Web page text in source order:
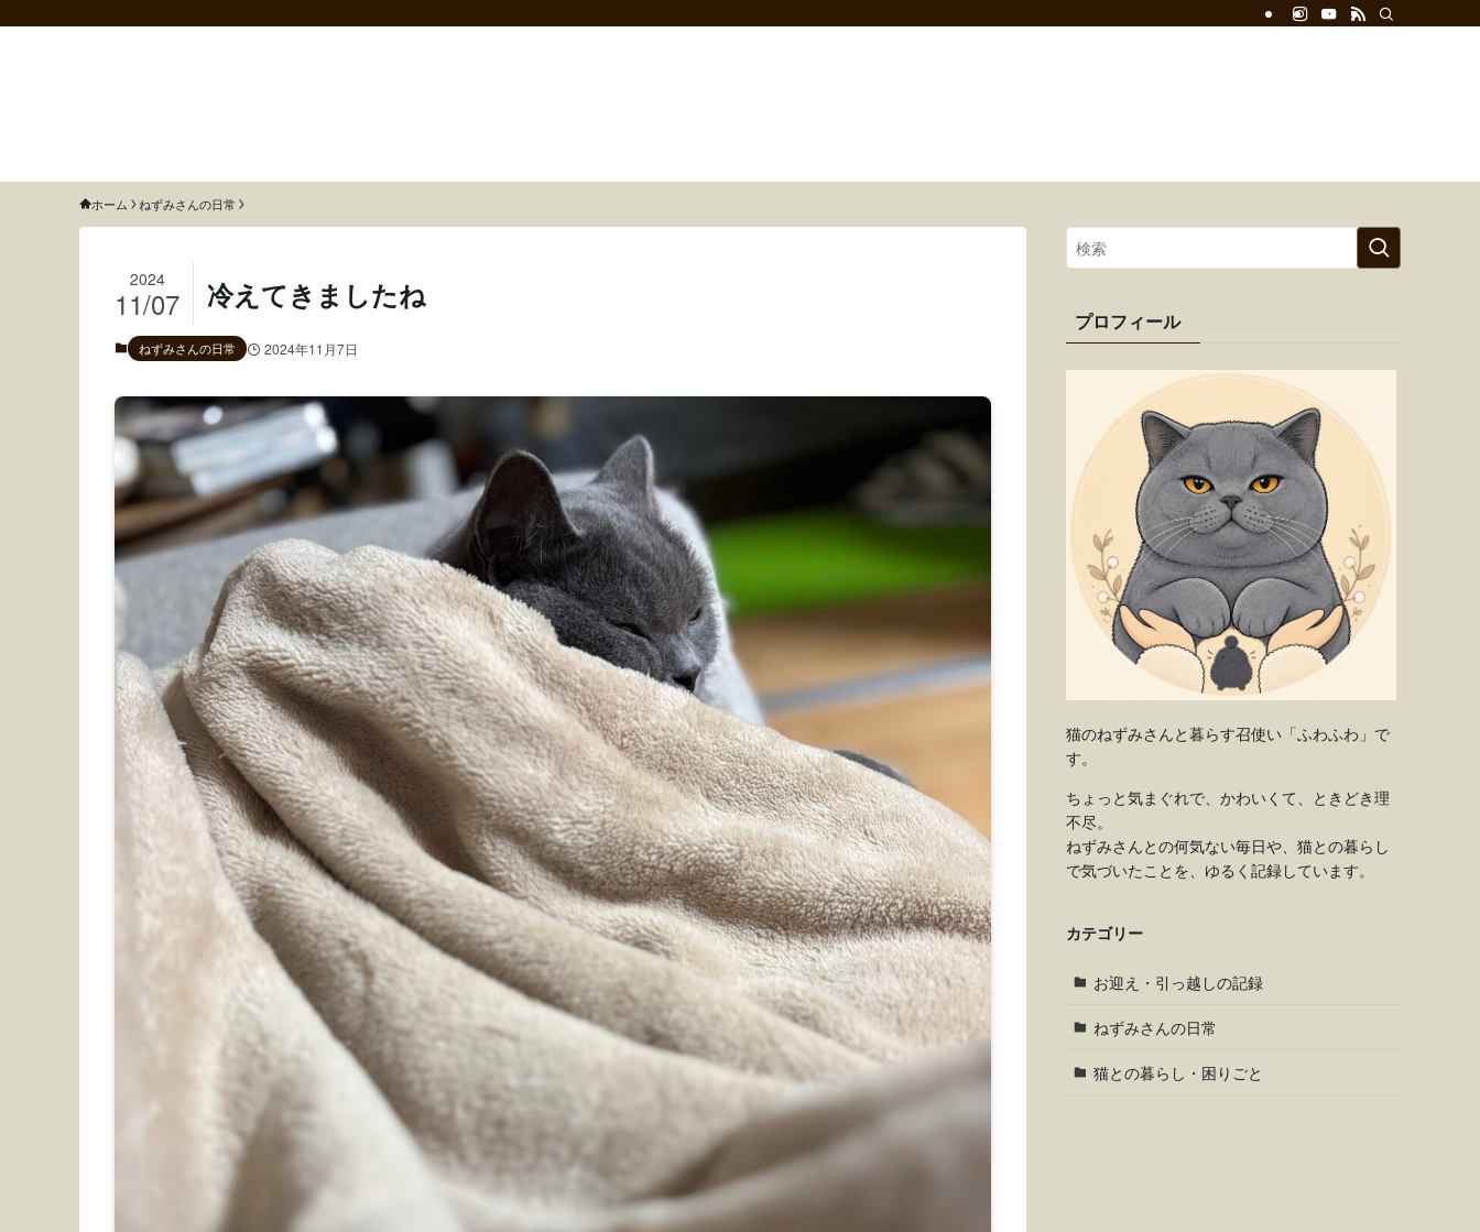
ホーム ねずみさんの日常
冷えてきましたね
2024
11/07
ねずみさんの日常 2024年11月7日
プロフィール
猫のねずみさんと暮らす召使い「ふわふわ」で
す。
ちょっと気まぐれで、かわいくて、ときどき理
不尽。
ねずみさんとの何気ない毎日や、猫との暮らし
で気づいたことを、ゆるく記録しています。
カテゴリー
お迎え・引っ越しの記録
ねずみさんの日常
猫との暮らし・困りごと